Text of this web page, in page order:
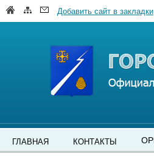
Добавить сайт в закладки
ГЛАВНАЯ КОНТАКТЫ